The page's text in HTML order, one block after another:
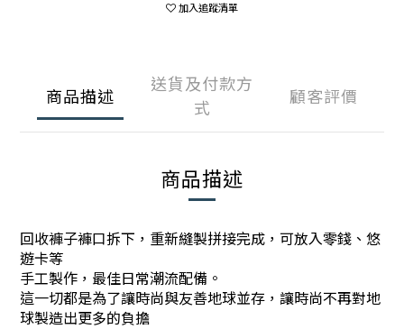
加入追蹤清單
商品描述
送貨及付款方
式
顧客評價
商品描述
回收褲子褲口拆下，重新縫製拼接完成，可放入零錢、悠
遊卡等
手工製作，最佳日常潮流配備。
這一切都是為了讓時尚與友善地球並存，讓時尚不再對地
球製造出更多的負擔